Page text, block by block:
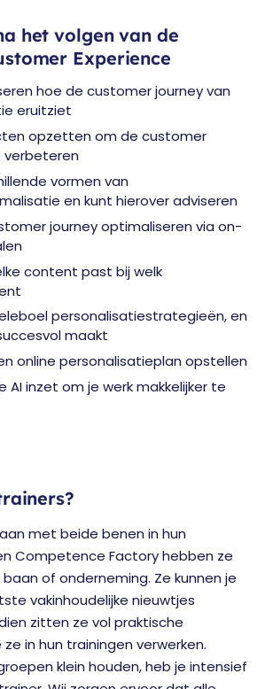
het volgen van de
Experience
hoe de customer journey van
eruitziet
opzetten om de customer
verbeteren
vormen van
en kunt hierover adviseren
journey optimaliseren via on-
content past bij welk
personalisatiestrategieën, en
maakt
online personalisatieplan opstellen
AI inzet om je werk makkelijker te
met beide benen in hun
Competence Factory hebben ze
of onderneming. Ze kunnen je
vakinhoudelijke nieuwtjes
zitten ze vol praktische
in hun trainingen verwerken.
klein houden, heb je intensief